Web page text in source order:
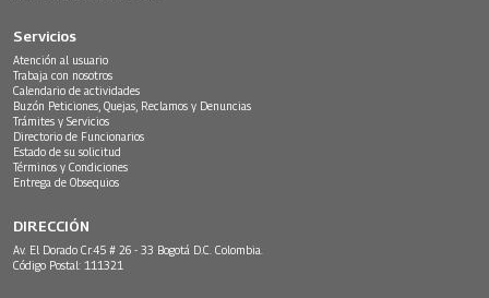
Servicios
Atención al usuario
Trabaja con nosotros
Calendario de actividades
Buzón Peticiones, Quejas, Reclamos y Denuncias
Trámites y Servicios
Directorio de Funcionarios
Estado de su solicitud
Términos y Condiciones
Entrega de Obsequios
DIRECCIÓN
Av. El Dorado Cr.45 # 26 - 33 Bogotá D.C. Colombia.
Código Postal: 111321